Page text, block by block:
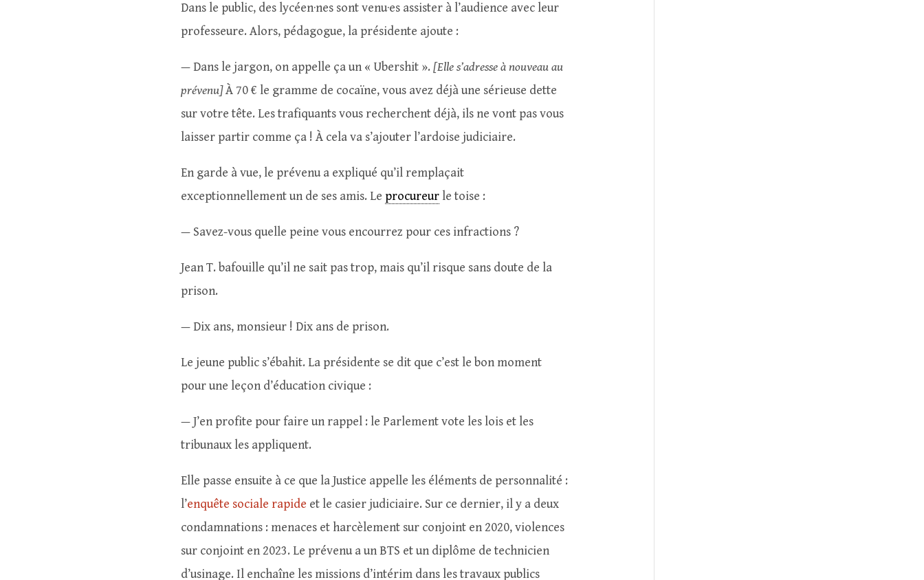
Dans le public, des lycéen·nes sont venu·es assister à l’audience avec leur
professeure. Alors, pédagogue, la présidente ajoute :
— Dans le jargon, on appelle ça un « Ubershit ». [Elle s’adresse à nouveau au
prévenu]À 70 € le gramme de cocaïne, vous avez déjà une sérieuse dette
sur votre tête. Les trafiquants vous recherchent déjà, ils ne vont pas vous
laisser partir comme ça ! À cela va s’ajouter l’ardoise judiciaire.
En garde à vue, le prévenu a expliqué qu’il remplaçait
exceptionnellement un de ses amis. Le procureurle toise :
— Savez-vous quelle peine vous encourrez pour ces infractions ?
Jean T. bafouille qu’il ne sait pas trop, mais qu’il risque sans doute de la
prison.
— Dix ans, monsieur ! Dix ans de prison.
Le jeune public s’ébahit. La présidente se dit que c’est le bon moment
pour une leçon d’éducation civique :
— J’en profite pour faire un rappel : le Parlement vote les lois et les
tribunaux les appliquent.
Elle passe ensuite à ce que la Justice appelle les éléments de personnalité :
l’enquête sociale rapide et le casier judiciaire. Sur ce dernier, il y a deux
condamnations : menaces et harcèlement sur conjoint en 2020, violences
sur conjoint en 2023. Le prévenu a un BTS et un diplôme de technicien
d’usinage. Il enchaîne les missions d’intérim dans les travaux publics